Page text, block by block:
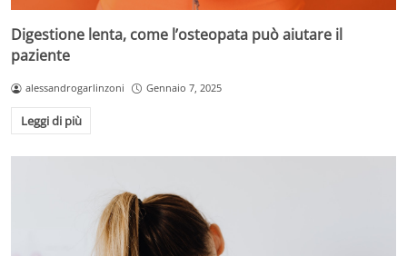
Digestione lenta, come l’osteopata può aiutare il
paziente
alessandrogarlinzoni Gennaio 7, 2025
Leggi di più